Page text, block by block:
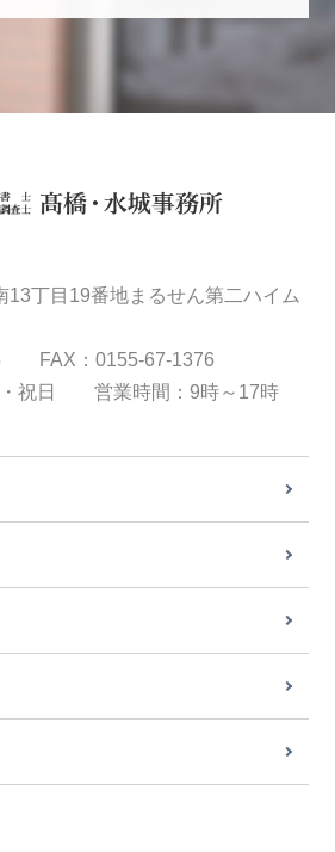
13丁目19番地まるせん第二ハイム
FAX：0155-67-1376
・祝日 営業時間：9時～17時